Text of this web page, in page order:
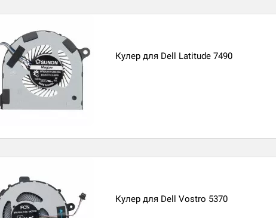
Кулер для Dell Latitude 7490
Кулер для Dell Vostro 5370